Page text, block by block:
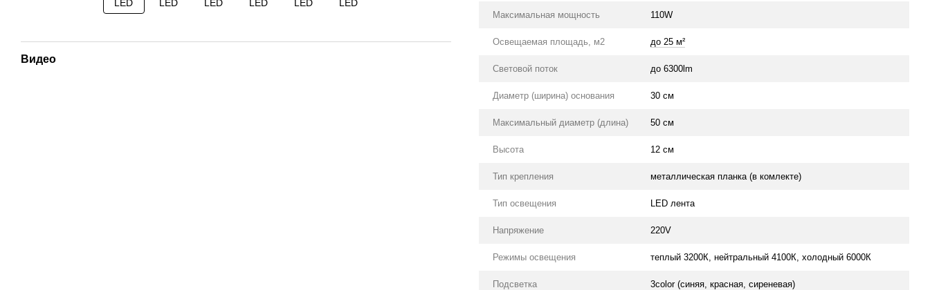
Видео
Максимальная мощность 110W
Освещаемая площадь, м2 до 25 м²
Световой поток до 6300lm
Диаметр (ширина) основания 30 см
Максимальный диаметр (длина) 50 см
Высота 12 см
Тип крепления металлическая планка (в комлекте)
Тип освещения LED лента
Напряжение 220V
Режимы освещения теплый 3200К, нейтральный 4100К, холодный 6000К
Подсветка 3color (синяя, красная, сиреневая)